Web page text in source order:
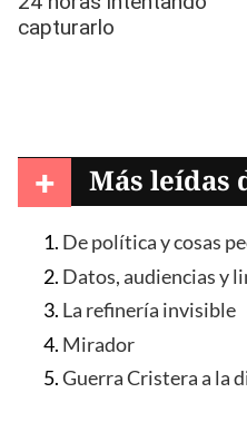
+ Más leídas
De política y cosas
Datos, audiencias y
La refinería invisible
Mirador
Guerra Cristera a la